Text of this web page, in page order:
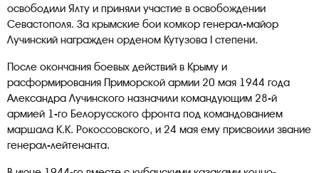
освободили Ялту и приняли участие в освобождении
Севастополя. За крымские бои комкор генерал-майор
Лучинский награжден орденом Кутузова I степени.
После окончания боевых действий в Крыму и
расформирования Приморской армии 20 мая 1944 года
Александра Лучинского назначили командующим 28-й
армией 1-го Белорусского фронта под командованием
маршала К.К. Рокоссовского, и 24 мая ему присвоили звание
генерал-лейтенанта.